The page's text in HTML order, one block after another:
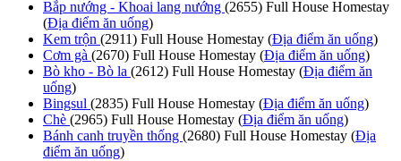
Bắp nướng - Khoai lang nướng (2655) Full House Homestay
(Địa điểm ăn uống)
Kem trộn (2911) Full House Homestay (Địa điểm ăn uống)
Cơm gà (2670) Full House Homestay (Địa điểm ăn uống)
Bò kho - Bò la (2612) Full House Homestay (Địa điểm ăn
uống)
Bingsul (2835) Full House Homestay (Địa điểm ăn uống)
Chè (2965) Full House Homestay (Địa điểm ăn uống)
Bánh canh truyền thống (2680) Full House Homestay (Địa
điểm ăn uống)